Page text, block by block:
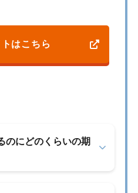
はこちら
のにどのくらいの期